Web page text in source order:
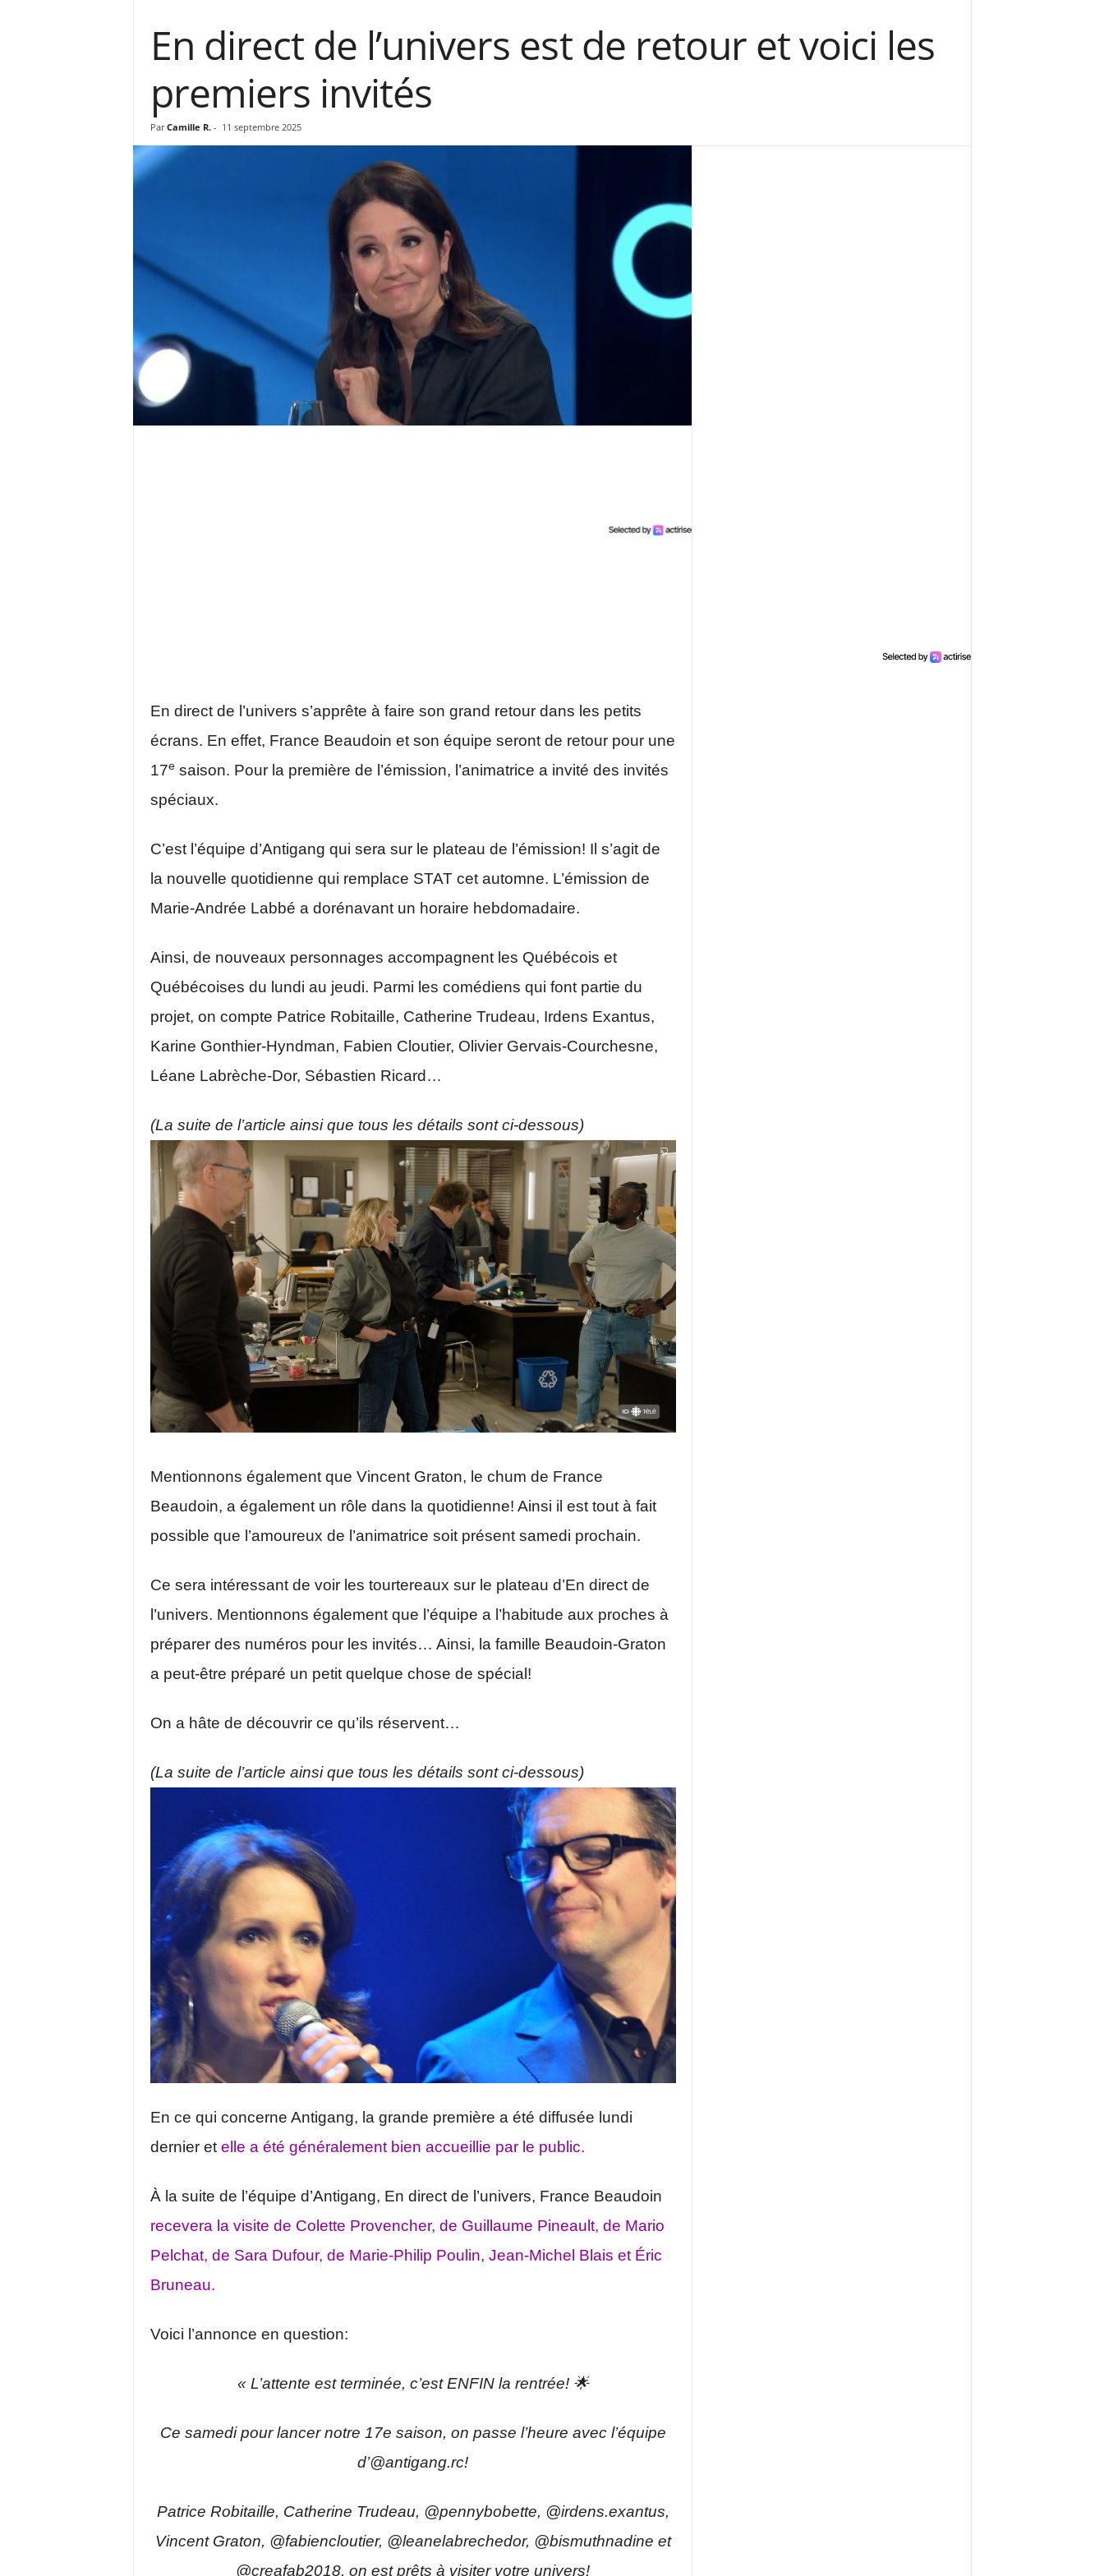
En direct de l’univers est de retour et voici les
premiers invités
Par Camille R. - 11 septembre 2025
En direct de l’univers s’apprête à faire son grand retour dans les petits
écrans. En effet, France Beaudoin et son équipe seront de retour pour une
17esaison. Pour la première de l’émission, l’animatrice a invité des invités
spéciaux.
C’est l’équipe d’Antigang qui sera sur le plateau de l’émission! Il s’agit de
la nouvelle quotidienne qui remplace STAT cet automne. L’émission de
Marie-Andrée Labbé a dorénavant un horaire hebdomadaire.
Ainsi, de nouveaux personnages accompagnent les Québécois et
Québécoises du lundi au jeudi. Parmi les comédiens qui font partie du
projet, on compte Patrice Robitaille, Catherine Trudeau, Irdens Exantus,
Karine Gonthier-Hyndman, Fabien Cloutier, Olivier Gervais-Courchesne,
Léane Labrèche-Dor, Sébastien Ricard…
(La suite de l’article ainsi que tous les détails sont ci-dessous)
Mentionnons également que Vincent Graton, le chum de France
Beaudoin, a également un rôle dans la quotidienne! Ainsi il est tout à fait
possible que l’amoureux de l’animatrice soit présent samedi prochain.
Ce sera intéressant de voir les tourtereaux sur le plateau d’En direct de
l’univers. Mentionnons également que l’équipe a l’habitude aux proches à
préparer des numéros pour les invités… Ainsi, la famille Beaudoin-Graton
a peut-être préparé un petit quelque chose de spécial!
On a hâte de découvrir ce qu’ils réservent…
(La suite de l’article ainsi que tous les détails sont ci-dessous)
En ce qui concerne Antigang, la grande première a été diffusée lundi
dernier etelle a été généralement bien accueillie par le public.
À la suite de l’équipe d’Antigang, En direct de l’univers, France Beaudoin
recevera la visite de Colette Provencher, de Guillaume Pineault, de Mario
Pelchat, de Sara Dufour, de Marie-Philip Poulin, Jean-Michel Blais et Éric
Bruneau.
Voici l’annonce en question:
« L’attente est terminée, c’est ENFIN la rentrée! 🌟
Ce samedi pour lancer notre 17e saison, on passe l’heure avec l’équipe
d’@antigang.rc!
Patrice Robitaille, Catherine Trudeau, @pennybobette, @irdens.exantus,
Vincent Graton, @fabiencloutier, @leanelabrechedor, @bismuthnadine et
@creafab2018, on est prêts à visiter votre univers!